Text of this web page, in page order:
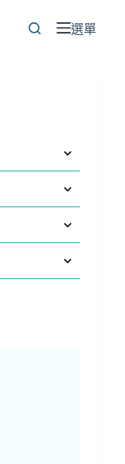
選單